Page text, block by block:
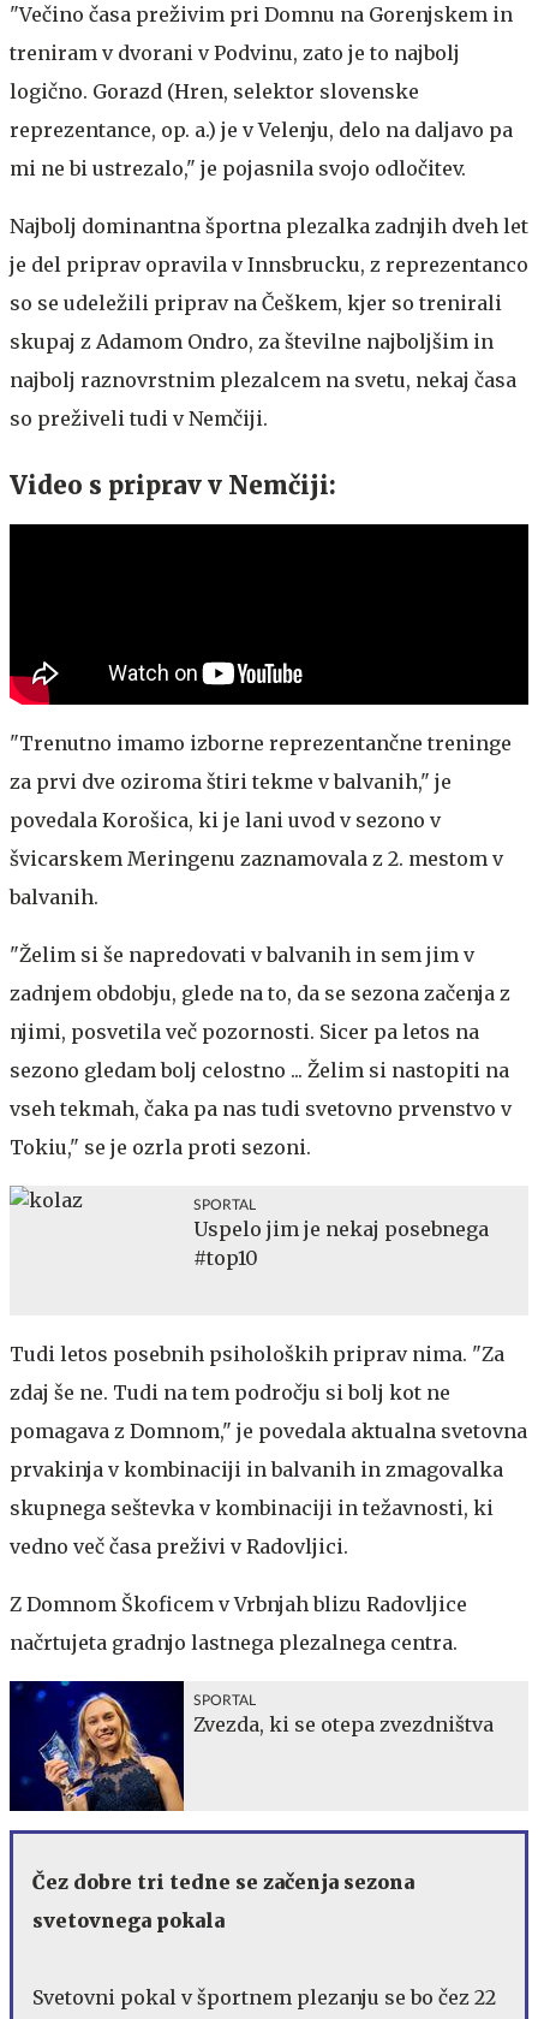
"Večino časa preživim pri Domnu na Gorenjskem in
treniram v dvorani v Podvinu, zato je to najbolj
logično. Gorazd (Hren, selektor slovenske
reprezentance, op. a.) je v Velenju, delo na daljavo pa
mi ne bi ustrezalo," je pojasnila svojo odločitev.
Najbolj dominantna športna plezalka zadnjih dveh let
je del priprav opravila v Innsbrucku, z reprezentanco
so se udeležili priprav na Češkem, kjer so trenirali
skupaj z Adamom Ondro, za številne najboljšim in
najbolj raznovrstnim plezalcem na svetu, nekaj časa
so preživeli tudi v Nemčiji.
Video s priprav v Nemčiji:
"Trenutno imamo izborne reprezentančne treninge
za prvi dve oziroma štiri tekme v balvanih," je
povedala Korošica, ki je lani uvod v sezono v
švicarskem Meringenu zaznamovala z 2. mestom v
balvanih.
"Želim si še napredovati v balvanih in sem jim v
zadnjem obdobju, glede na to, da se sezona začenja z
njimi, posvetila več pozornosti. Sicer pa letos na
sezono gledam bolj celostno ... Želim si nastopiti na
vseh tekmah, čaka pa nas tudi svetovno prvenstvo v
Tokiu," se je ozrla proti sezoni.
SPORTAL
Uspelo jim je nekaj posebnega
#top10
Tudi letos posebnih psiholoških priprav nima. "Za
zdaj še ne. Tudi na tem področju si bolj kot ne
pomagava z Domnom," je povedala aktualna svetovna
prvakinja v kombinaciji in balvanih in zmagovalka
skupnega seštevka v kombinaciji in težavnosti, ki
vedno več časa preživi v Radovljici.
Z Domnom Škoficem v Vrbnjah blizu Radovljice
načrtujeta gradnjo lastnega plezalnega centra.
SPORTAL
Zvezda, ki se otepa zvezdništva
Čez dobre tri tedne se začenja sezona
svetovnega pokala
Svetovni pokal v športnem plezanju se bo čez 22